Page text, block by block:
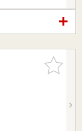
お気に入
りに追加